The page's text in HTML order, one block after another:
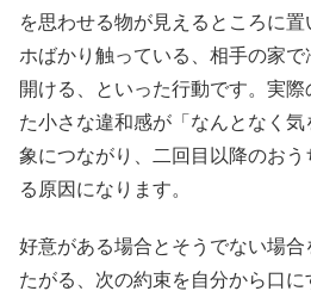
を思わせる物が見えるところに
ホばかり触っている、相手の家で
開ける、といった行動です。実
た小さな違和感が「なんとなく
象につながり、二回目以降のお
る原因になります。
好意がある場合とそうでない場
たがる、次の約束を自分から口